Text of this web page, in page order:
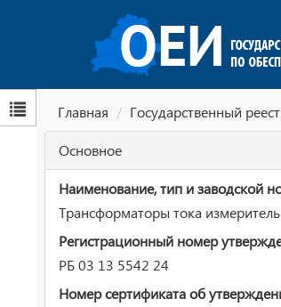
Главная Государственный
Основное
Наименование, тип и заводской
Трансформаторы тока
Регистрационный номер
РБ 03 13 5542 24
Номер сертификата об